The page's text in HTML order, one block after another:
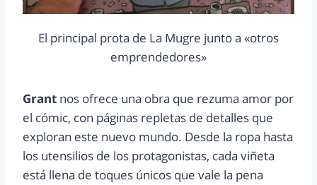
El principal prota de La Mugre junto a «otros
emprendedores»
Grant nos ofrece una obra que rezuma amor por
el cómic, con páginas repletas de detalles que
exploran este nuevo mundo. Desde la ropa hasta
los utensilios de los protagonistas, cada viñeta
está llena de toques únicos que vale la pena